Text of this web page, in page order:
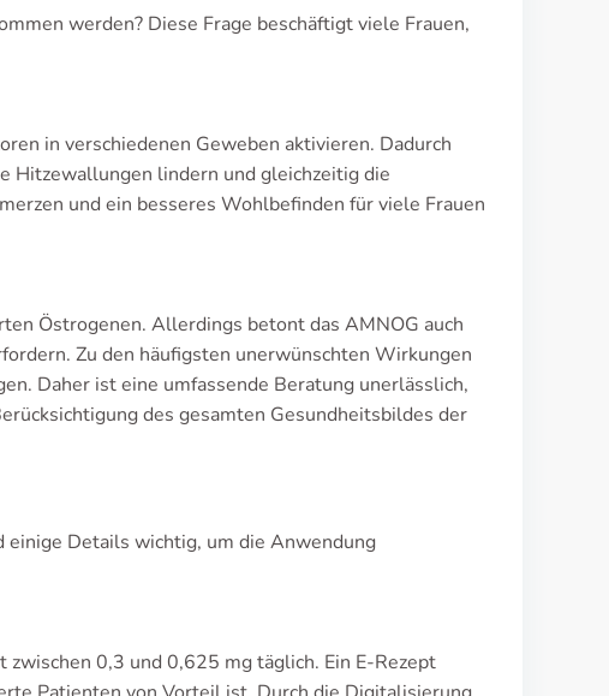
werden? Diese Frage beschäftigt viele Frauen,
in verschiedenen Geweben aktivieren. Dadurch
Hitzewallungen lindern und gleichzeitig die
und ein besseres Wohlbefinden für viele Frauen
Östrogenen. Allerdings betont das AMNOG auch
Zu den häufigsten unerwünschten Wirkungen
Daher ist eine umfassende Beratung unerlässlich,
des gesamten Gesundheitsbildes der
Details wichtig, um die Anwendung
0,3 und 0,625 mg täglich. Ein E-Rezept